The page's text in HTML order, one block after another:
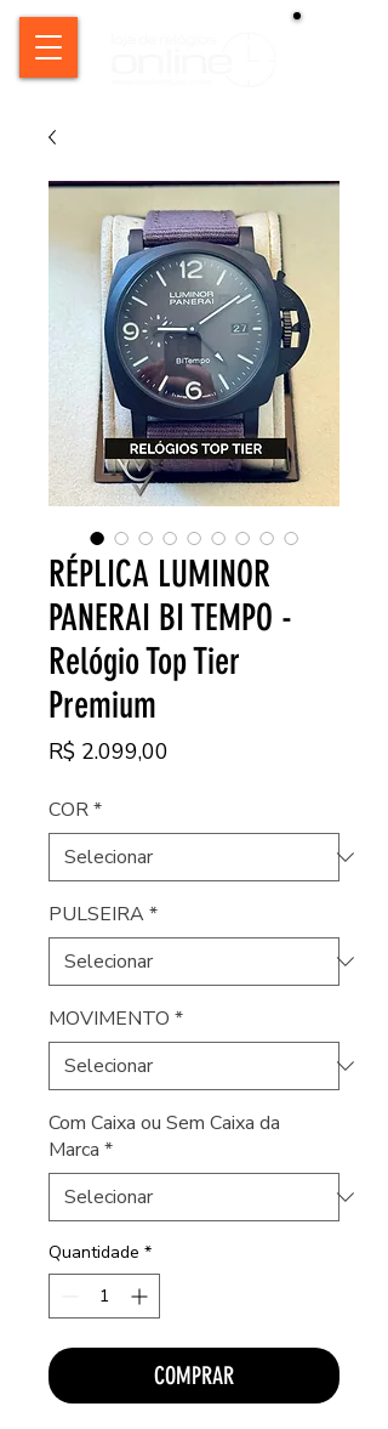
RÉPLICA LUMINOR
PANERAI BI TEMPO -
Relógio Top Tier
Premium
R$ 2.099,00
COR*
PULSEIRA*
MOVIMENTO *
Com Caixa ou Sem Caixa da
Marca *
Quantidade *
COMPRAR